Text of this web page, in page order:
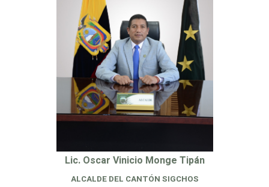
Lic. Oscar Vinicio Monge Tipán
ALCALDE DEL CANTÓN SIGCHOS